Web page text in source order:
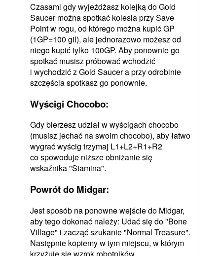
Czasami gdy wyjeżdżasz kolejką do Gold
Saucer można spotkać kolesia przy Save
Point w rogu, od którego można kupić GP
(1GP=100 gil), ale jednorazowo możesz od
niego kupić tylko 100GP. Aby ponownie go
spotkać musisz próbować wchodzić
i wychodzić z Gold Saucer a przy odrobinie
szczęścia spotkasz go ponownie.
Wyścigi Chocobo:
Gdy bierzesz udział w wyścigach chocobo
(musisz jechać na swoim chocobo), aby łatwo
wygrać wyścig trzymaj L1+L2+R1+R2
co spowoduje niższe obniżanie się
wskaźnika "Stamina".
Powrót do Midgar:
Jest sposób na ponowne wejście do Midgar,
aby tego dokonać należy: Udać się do "Bone
Village" i zacząć szukanie "Normal Treasure".
Następnie kopiemy w tym miejscu, w którym
krzyżuje się wzrok robotników.